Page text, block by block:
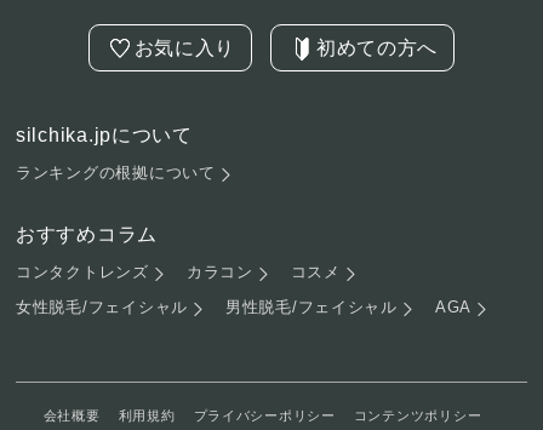
お気に入り 初めての方へ
silchika.jpについて
ランキングの根拠について
おすすめコラム
コンタクトレンズ カラコン
コスメ
女性脱毛/フェイシャル
男性脱毛/フェイシャル AGA
会社概要 利用規約 プライバシーポリシー コンテンツポリシー